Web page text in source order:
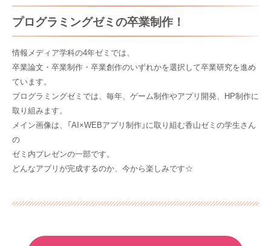
プログラミングゼミの卒業制作！
情報メディア学科の4年ゼミでは、
卒業論文・卒業制作・卒業創作のいずれかを選択して卒業研究を進め
ています。
プログラミングゼミでは、毎年、ゲーム制作やアプリ開発、HP制作に
取り組みます。
メイン画像は、「AI×WEBアプリ制作」に取り組む香山ゼミの学生さん
の
ゼミ内プレゼンの一部です。
どんなアプリが完成するのか、今から楽しみです☆